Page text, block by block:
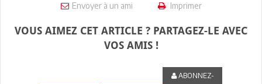
Envoyer à un ami Imprimer
VOUS AIMEZ CET ARTICLE ? PARTAGEZ-LE AVEC
VOS AMIS !
ABONNEZ-